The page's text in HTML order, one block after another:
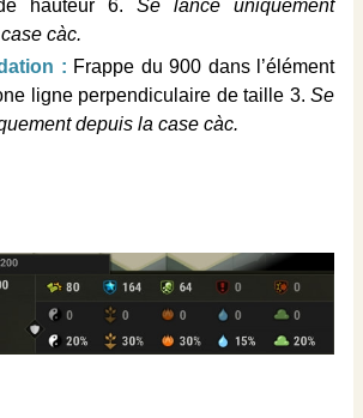
hauteur 6. Se lance uniquement
càc.
: Frappe du 900 dans l’élément
ligne perpendiculaire de taille 3. Se
depuis la case càc.